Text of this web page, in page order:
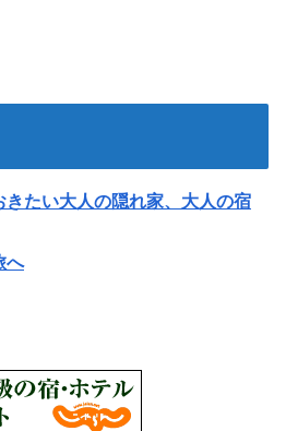
たい大人の隠れ家、大人の宿
へ